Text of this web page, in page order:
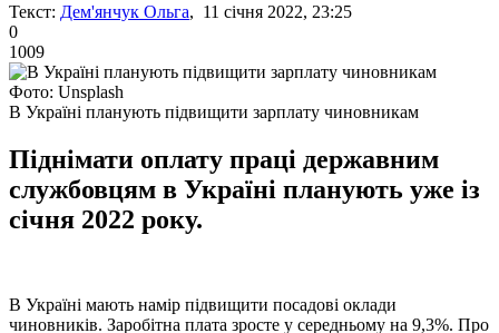
Текст: Дем'янчук Ольга, 11 січня 2022, 23:25
0
1009
Фото: Unsplash
В Україні планують підвищити зарплату чиновникам
Піднімати оплату праці державним
службовцям в Україні планують уже із
січня 2022 року.
В Україні мають намір підвищити посадові оклади
чиновників. Заробітна плата зросте у середньому на 9,3%. Про